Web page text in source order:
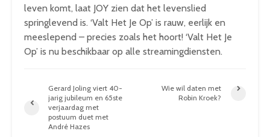
leven komt, laat JOY zien dat het levenslied
springlevend is. ‘Valt Het Je Op’ is rauw, eerlijk en
meeslepend – precies zoals het hoort! ‘Valt Het Je
Op’ is nu beschikbaar op alle streamingdiensten.
Gerard Joling viert 40-
jarig jubileum en 65ste
verjaardag met
postuum duet met
André Hazes
Wie wil daten met
Robin Kroek?